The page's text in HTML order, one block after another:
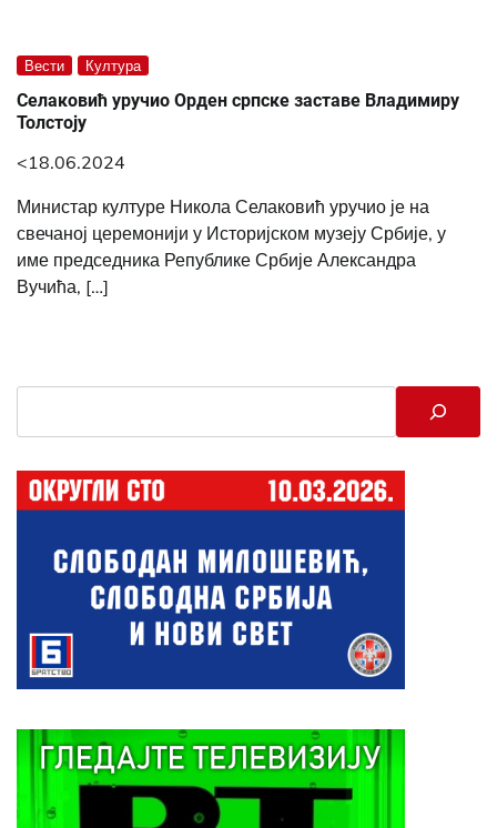
Вести Култура
Селаковић уручио Орден српске заставе Владимиру
Толстоју
<18.06.2024
Министар културе Никола Селаковић уручио је на
свечаној церемонији у Историјском музеју Србије, у
име председника Републике Србије Александра
Вучића, […]